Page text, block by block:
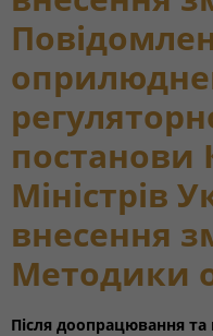
постанови
Міністрів
внесення
Методики
Після доопрацювання та